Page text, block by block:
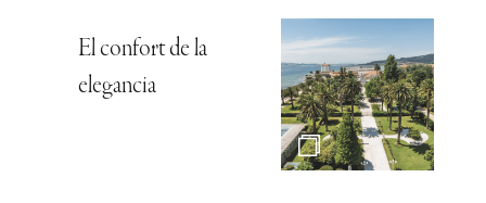
El confort de la
elegancia